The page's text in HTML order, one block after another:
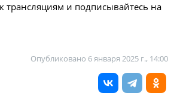
Чемпионата по
"Содружество" среди юношей
годов рождения (U-15)
Опубликовано 6 января 2025 г., 14:00
трансляциям и подписывайтесь на